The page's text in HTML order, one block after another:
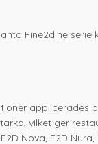
Fine2dine
applicerades
vilket ger
Nova, F2D